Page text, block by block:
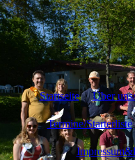
Startseite Über
Termine/Starterliste